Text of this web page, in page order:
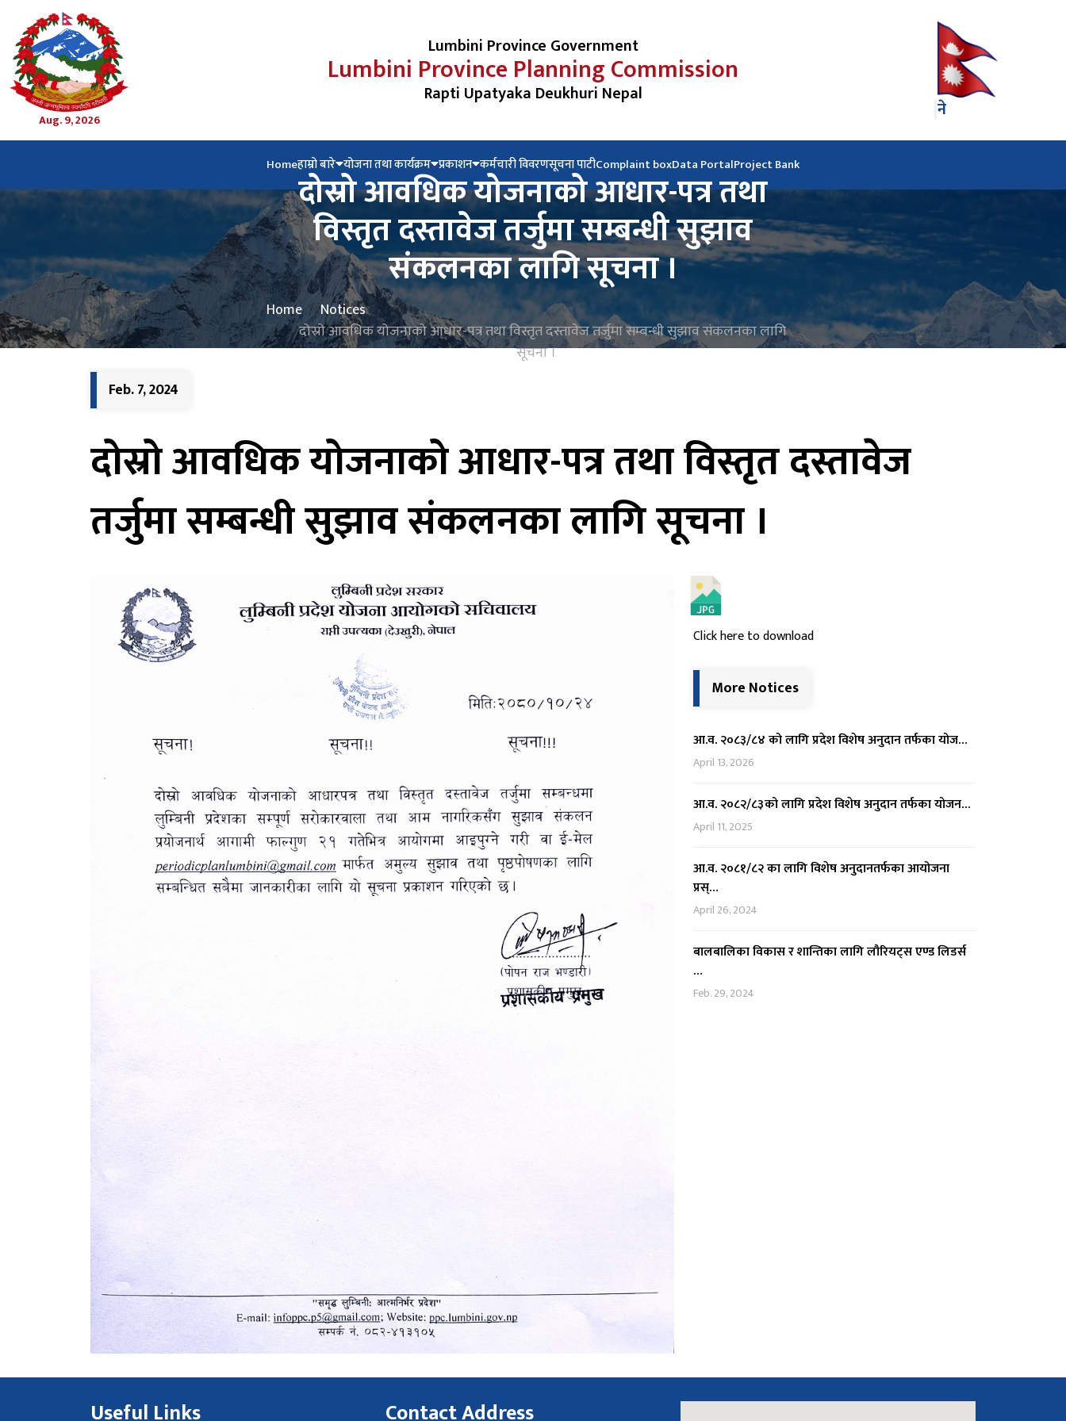
Aug. 9, 2026
Lumbini Province Government
Lumbini Province Planning Commission
Rapti Upatyaka Deukhuri Nepal
ने
Homeहाम्रो बारे योजना तथा कार्यक्रम प्रकाशन कर्मचारी विवरणसूचना पाटीComplaint boxData PortalProject Bank
दोस्रो आवधिक योजनाको आधार-पत्र तथा
विस्तृत दस्तावेज तर्जुमा सम्बन्धी सुझाव
संकलनका लागि सूचना ।
Home
Notices
दोस्रो आवधिक योजनाको आधार-पत्र तथा विस्तृत दस्तावेज तर्जुमा सम्बन्धी सुझाव संकलनका लागि
सूचना ।
Feb. 7, 2024
दोस्रो आवधिक योजनाको आधार-पत्र तथा विस्तृत दस्तावेज
तर्जुमा सम्बन्धी सुझाव संकलनका लागि सूचना ।
Click here to download
More Notices
आ.व. २०८३/८४ को लागि प्रदेश विशेष अनुदान तर्फका योज…
April 13, 2026
आ.व. २०८२/८३को लागि प्रदेश विशेष अनुदान तर्फका योजन…
April 11, 2025
आ.व. २०८१/८२ का लागि विशेष अनुदानतर्फका आयोजना
प्रस्…
April 26, 2024
बालबालिका विकास र शान्तिका लागि लौरियट्स एण्ड लिडर्स
…
Feb. 29, 2024
Useful Links Contact Address